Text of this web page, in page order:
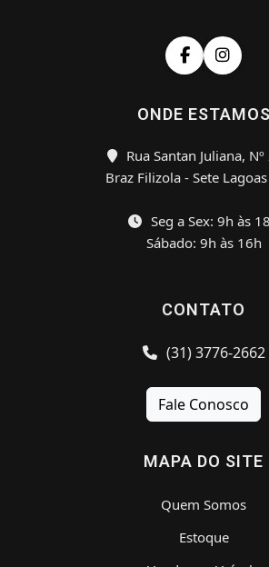
ONDE ESTAMOS
Rua Santan Juliana,
Braz Filizola - Sete
Seg a Sex: 9h às
Sábado: 9h às 16h
CONTATO
(31) 3776-2662
Fale Conosco
MAPA DO SITE
Quem Somos
Estoque